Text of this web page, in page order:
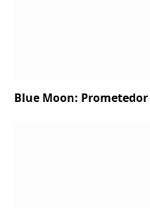
Blue Moon: